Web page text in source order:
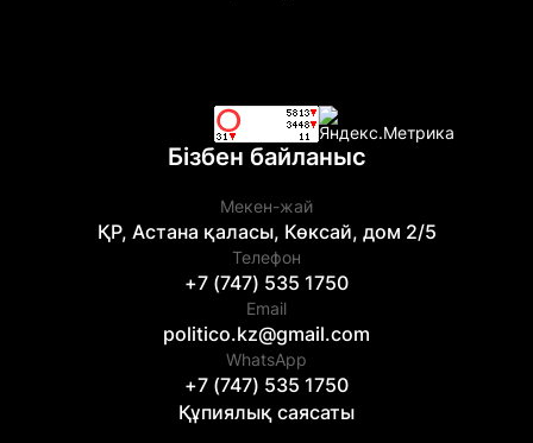
Бізбен байланыс
Мекен-жай
ҚР, Астана қаласы, Көксай, дом 2/5
Телефон
+7 (747) 535 1750
Email
politico.kz@gmail.com
WhatsApp
+7 (747) 535 1750
Құпиялық саясаты